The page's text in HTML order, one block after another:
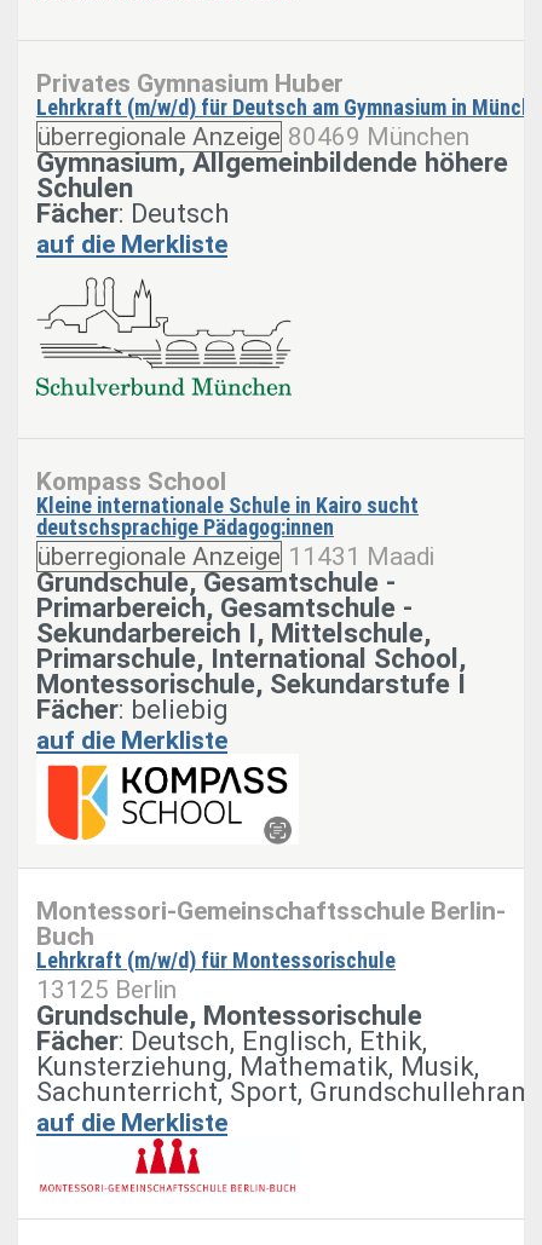
Privates Gymnasium Huber
Lehrkraft (m/w/d) für Deutsch am Gymnasium in
überregionale Anzeige 80469 München
Gymnasium, Allgemeinbildende höhere
Schulen
Fächer: Deutsch
auf die Merkliste
Kompass School
Kleine internationale Schule in Kairo sucht
deutschsprachige Pädagog:innen
überregionale Anzeige 11431 Maadi
Grundschule, Gesamtschule -
Primarbereich, Gesamtschule -
Sekundarbereich I, Mittelschule,
Primarschule, International School,
Montessorischule, Sekundarstufe I
Fächer: beliebig
auf die Merkliste
Montessori-Gemeinschaftsschule Berlin-
Buch
Lehrkraft (m/w/d) für Montessorischule
13125 Berlin
Grundschule, Montessorischule
Fächer: Deutsch, Englisch, Ethik,
Kunsterziehung, Mathematik, Musik,
Sachunterricht, Sport,
auf die Merkliste